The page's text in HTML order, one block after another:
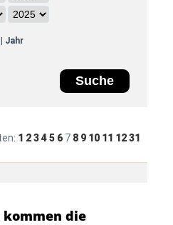
Jahr
1 2 3 4 5 6 7 8 9 10 11 12 31
kommen die